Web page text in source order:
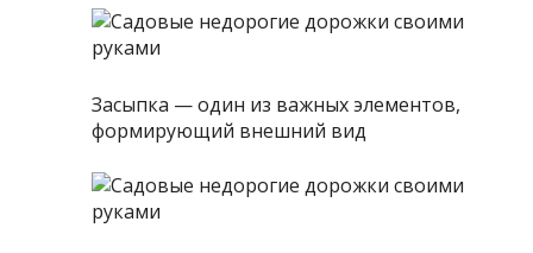
Засыпка — один из важных элементов,
формирующий внешний вид